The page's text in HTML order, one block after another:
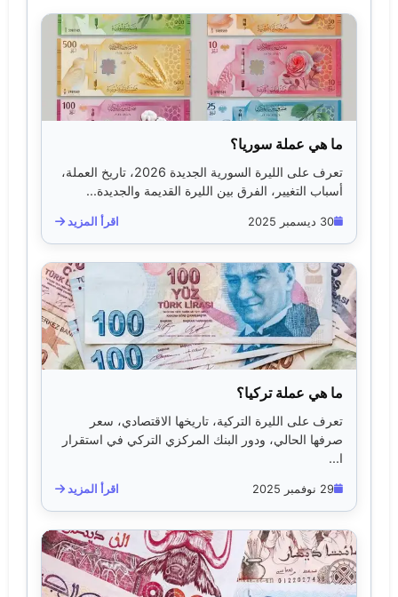
ما هي عملة سوريا؟
تعرف على الليرة السورية الجديدة 2026، تاريخ العملة،
أسباب التغيير، الفرق بين الليرة القديمة والجديدة...
30 ديسمبر 2025 اقرأ المزيد
ما هي عملة تركيا؟
تعرف على الليرة التركية، تاريخها الاقتصادي، سعر
صرفها الحالي، ودور البنك المركزي التركي في استقرار
ا...
29 نوفمبر 2025 اقرأ المزيد